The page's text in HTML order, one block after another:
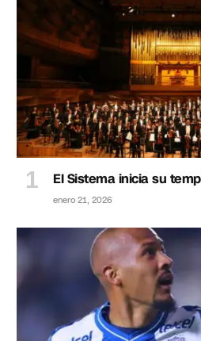
El Sistema inicia su
enero 21, 2026